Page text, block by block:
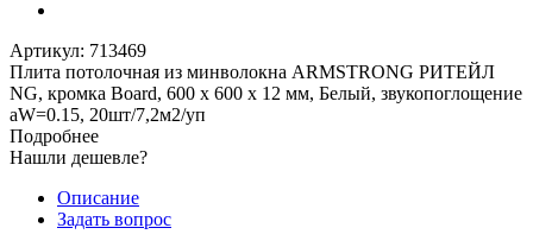
Артикул: 713469
Плита потолочная из минволокна ARMSTRONG РИТЕЙЛ
NG, кромка Board, 600 x 600 x 12 мм, Белый, звукопоглощение
aW=0.15, 20шт/7,2м2/уп
Подробнее
Нашли дешевле?
Описание
Задать вопрос